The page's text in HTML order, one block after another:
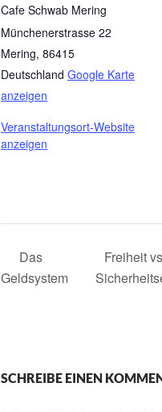
Cafe Schwab Mering
Münchenerstrasse 22
Mering, 86415
Deutschland Google Karte
anzeigen
Veranstaltungsort-Website
anzeigen
Das
Geldsystem
Freiheit
SCHREIBE EINEN